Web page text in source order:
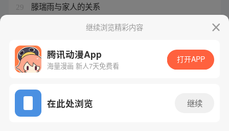
29 滕瑞雨与家人的关系
王牌御史第1集剧情继续浏览精彩内容
腾讯动漫App
海量漫画 新人7天免费看
打开APP
在此处浏览 继续
网站备案/许可证号：粤B2-20090059-5
Copyright©1998 - 2026 Tencent. All Rights Reserved